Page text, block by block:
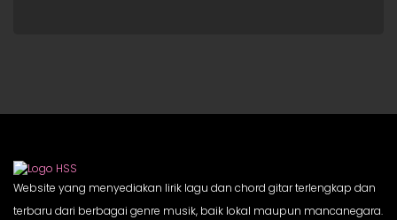
Website yang menyediakan lirik lagu dan chord gitar terlengkap dan
terbaru dari berbagai genre musik, baik lokal maupun mancanegara.